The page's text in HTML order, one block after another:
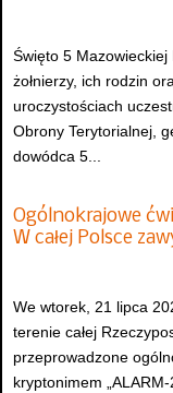
Święto 5 Mazowieckiej
żołnierzy, ich rodzin
uroczystościach
Obrony Terytorialnej,
dowódca 5...
Ogólnokrajowe
W całej Polsce
We wtorek, 21 lipca
terenie całej
przeprowadzone
kryptonimem